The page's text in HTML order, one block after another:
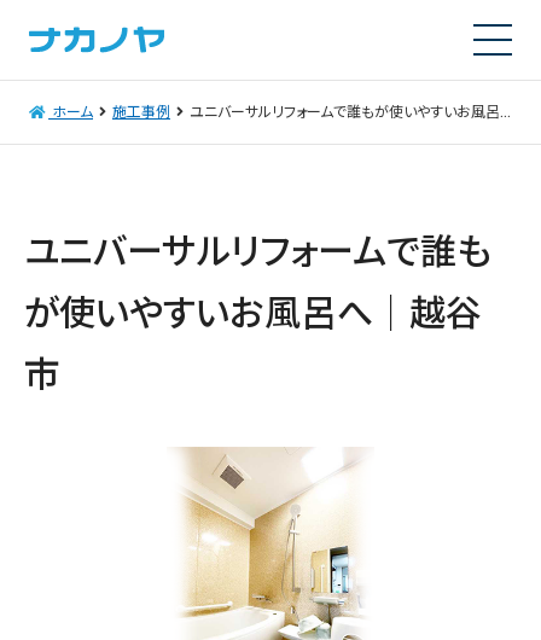
ホーム 施工事例 ユニバーサルリフォームで誰もが使いやすいお風呂へ｜越谷市
ユニバーサルリフォームで誰も
が使いやすいお風呂へ｜越谷
市